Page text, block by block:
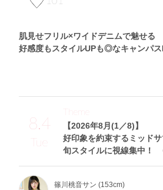
肌見せフリル×ワイドデニムで魅せる
好感度もスタイルUPも◎なキャンパ
8.4
Tue
【2026年8月(1／8)】
好印象を約束するミッド
旬スタイルに視線集中！
Theme
篠川桃音サン (153cm)